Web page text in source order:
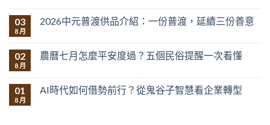
03
8 月
2026中元普渡供品介紹：一份普渡，延續三份善意
02
8 月
農曆七月怎麼平安度過？五個民俗提醒一次看懂
01
8 月
AI時代如何借勢前行？從鬼谷子智慧看企業轉型